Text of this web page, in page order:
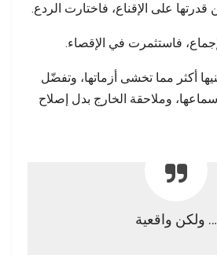
قدرتها على الإقناع، فاختارت الردع.
فاستثمرت في الإقصاء.
أكثر مما تخشى أزماتها، وتفضّل
وملاحقة الخارج بدل إصلاح
… ولكن واقعية